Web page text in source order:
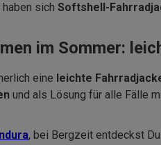
sich Softshell-
im Sommer:
eine leichte
und als Lösung für alle Fälle
, bei Bergzeit entdeckst